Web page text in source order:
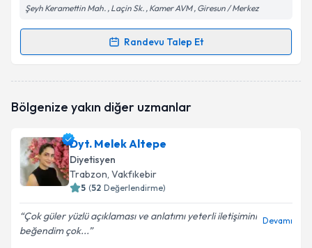
Şeyh Keramettin Mah. , Laçin Sk. , Kamer AVM , Giresun / Merkez
Randevu Talep Et
Randevu Takvimi Talebi
oluşturun. Size bu uzmandan randevu almanız için bir
E-posta Adresiniz
Kişisel verilerimin işlenmesine ilişkinAydınlatma
Metni'ni okudum ve kişisel verilerimin belirtilen
Bölgenize yakın diğer uzmanlar
Dyt. Melek Altepe
Diyetisyen
Trabzon, Vakfıkebir
5 (52 Değerlendirme)
Çok güler yüzlü açıklaması ve anlatımı yeterli iletişimini
beğendim çok...
Devamı